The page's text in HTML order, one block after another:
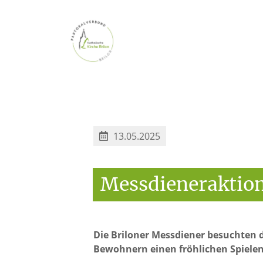
13.05.2025
Die Briloner Messdiener besuchten
Bewohnern einen fröhlichen